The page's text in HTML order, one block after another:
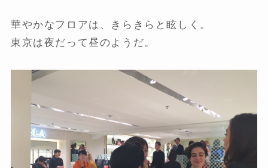
華やかなフロアは、きらきらと眩しく。
東京は夜だって昼のようだ。